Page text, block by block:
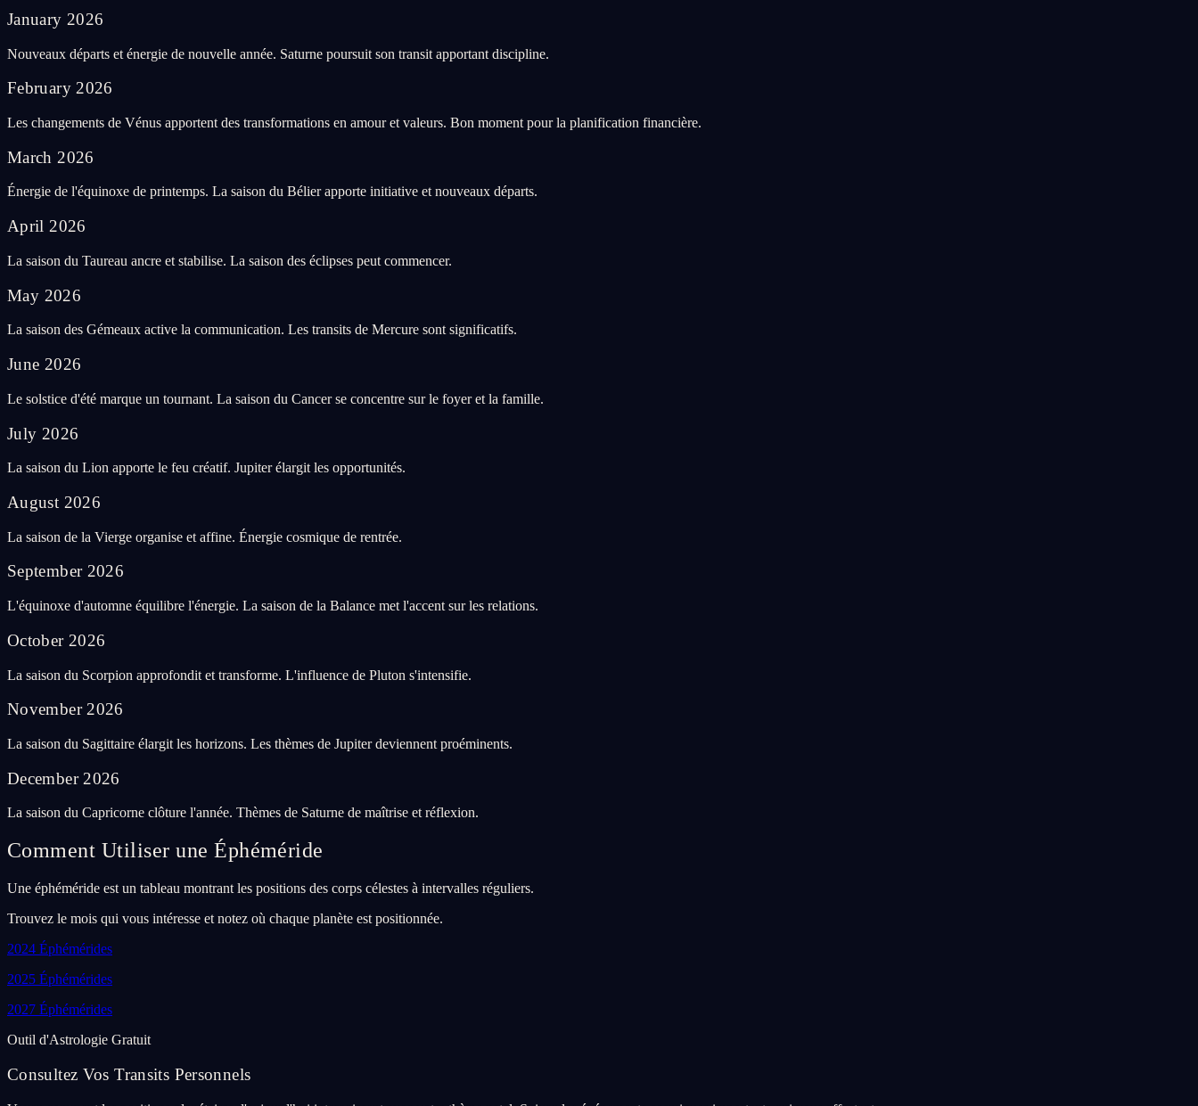
January 2026
Nouveaux départs et énergie de nouvelle année. Saturne poursuit son transit apportant discipline.
February 2026
Les changements de Vénus apportent des transformations en amour et valeurs. Bon moment pour la planification financière.
March 2026
Énergie de l'équinoxe de printemps. La saison du Bélier apporte initiative et nouveaux départs.
April 2026
La saison du Taureau ancre et stabilise. La saison des éclipses peut commencer.
May 2026
La saison des Gémeaux active la communication. Les transits de Mercure sont significatifs.
June 2026
Le solstice d'été marque un tournant. La saison du Cancer se concentre sur le foyer et la famille.
July 2026
La saison du Lion apporte le feu créatif. Jupiter élargit les opportunités.
August 2026
La saison de la Vierge organise et affine. Énergie cosmique de rentrée.
September 2026
L'équinoxe d'automne équilibre l'énergie. La saison de la Balance met l'accent sur les relations.
October 2026
La saison du Scorpion approfondit et transforme. L'influence de Pluton s'intensifie.
November 2026
La saison du Sagittaire élargit les horizons. Les thèmes de Jupiter deviennent proéminents.
December 2026
La saison du Capricorne clôture l'année. Thèmes de Saturne de maîtrise et réflexion.
Comment Utiliser une Éphéméride
Une éphéméride est un tableau montrant les positions des corps célestes à intervalles réguliers.
Trouvez le mois qui vous intéresse et notez où chaque planète est positionnée.
2024 Éphémérides
2025 Éphémérides
2027 Éphémérides
Outil d'Astrologie Gratuit
Consultez Vos Transits Personnels